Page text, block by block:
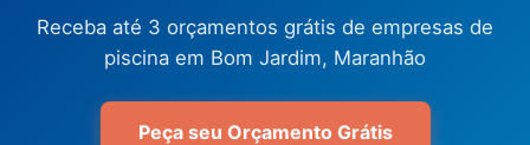
Receba até 3 orçamentos grátis de empresas de
piscina em Bom Jardim, Maranhão
Peça seu Orçamento Grátis